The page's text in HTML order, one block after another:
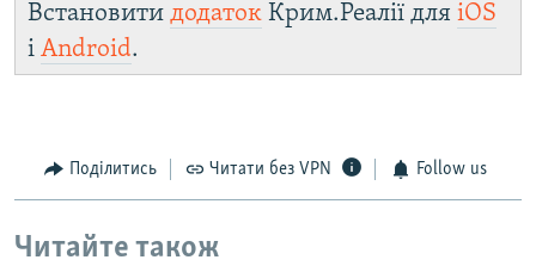
Встановити додаток Крим.Реалії для iOS
і Android.
Поділитись Читати без VPN Follow us
Читайте також